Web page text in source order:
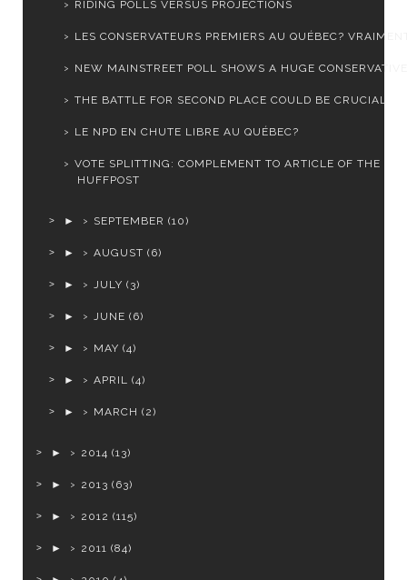
RIDING POLLS VERSUS PROJECTIONS
LES CONSERVATEURS PREMIERS AU QUÉBEC?
NEW MAINSTREET POLL SHOWS A HUGE
THE BATTLE FOR SECOND PLACE COULD BE CRUCIAL
LE NPD EN CHUTE LIBRE AU QUÉBEC?
VOTE SPLITTING: COMPLEMENT TO ARTICLE OF THE
HUFFPOST
► SEPTEMBER (10)
► AUGUST (6)
► JULY (3)
► JUNE (6)
► MAY (4)
► APRIL (4)
► MARCH (2)
► 2014 (13)
► 2013 (63)
► 2012 (115)
► 2011 (84)